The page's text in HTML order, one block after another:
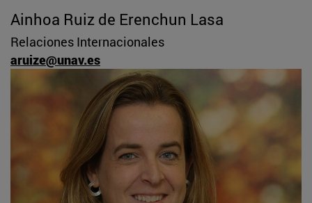
Ainhoa Ruiz de Erenchun Lasa
Relaciones Internacionales
aruize@unav.es